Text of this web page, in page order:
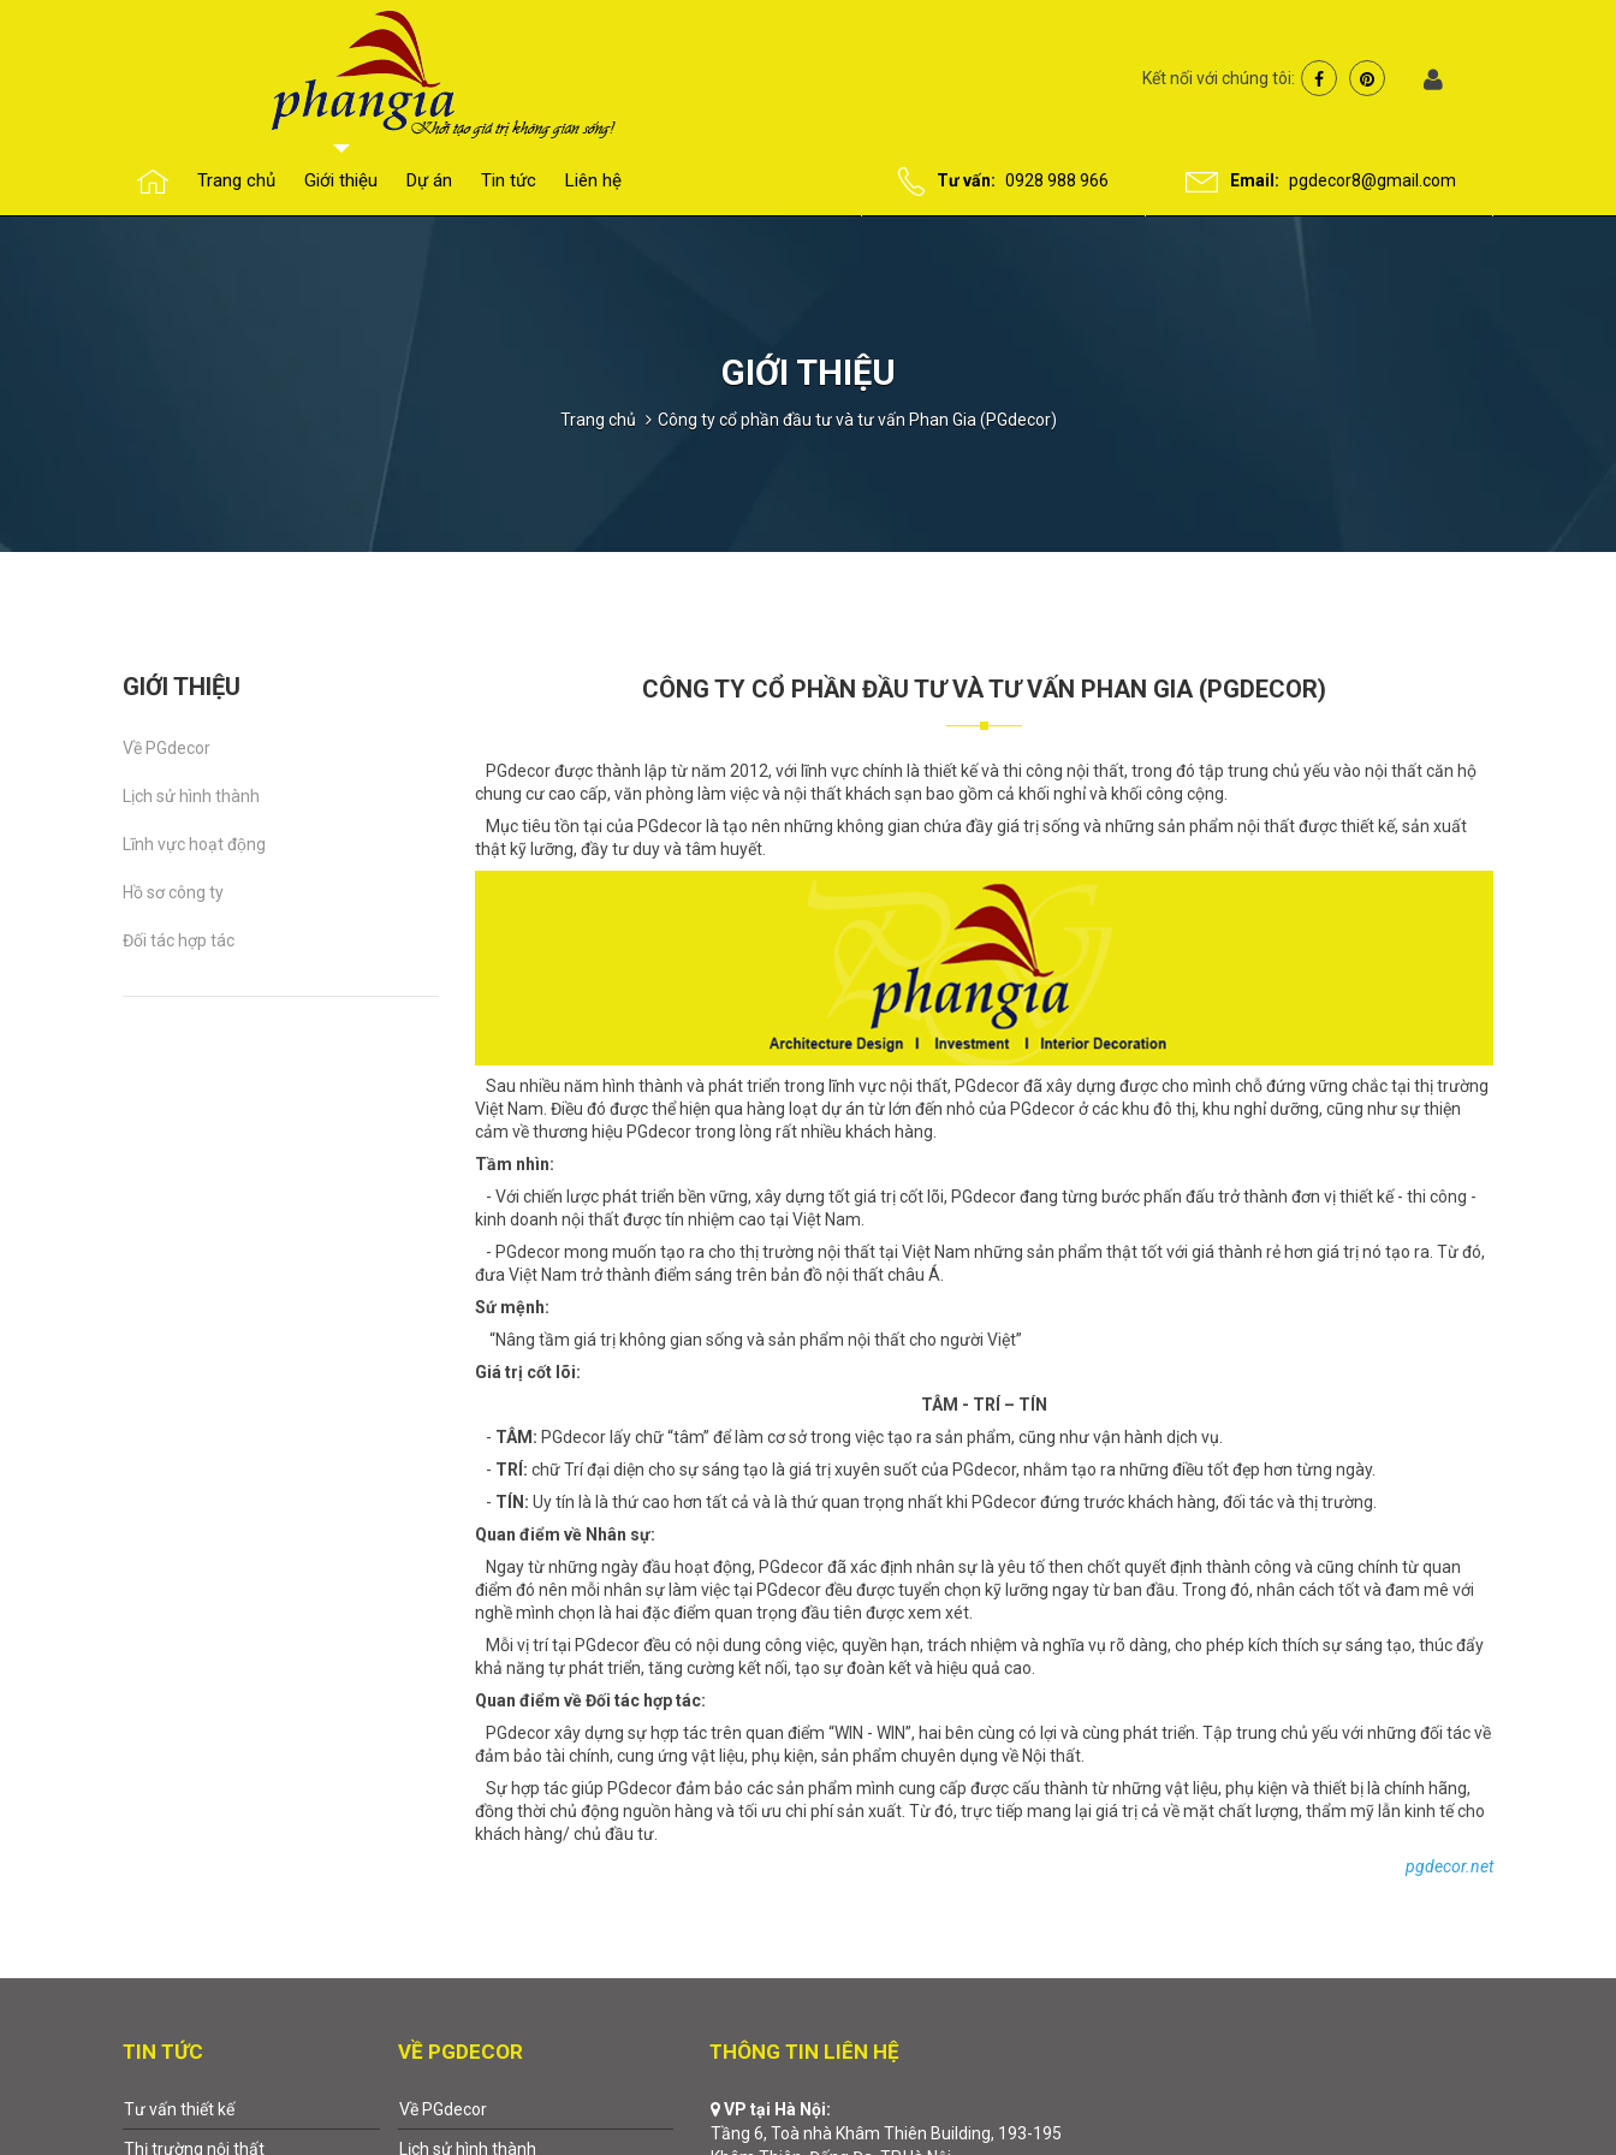
Kết nối với chúng tôi:
Trang chủ Giới thiệu Dự án Tin tức Liên hệ Tư vấn: 0928 988 966 Email: pgdecor8@gmail.com
GIỚI THIỆU
Trang chủ Công ty cổ phần đầu tư và tư vấn Phan Gia (PGdecor)
GIỚI THIỆU
Về PGdecor
Lịch sử hình thành
Lĩnh vực hoạt động
Hồ sơ công ty
Đối tác hợp tác
CÔNG TY CỔ PHẦN ĐẦU TƯ VÀ TƯ VẤN PHAN GIA (PGDECOR)
PGdecor được thành lập từ năm 2012, với lĩnh vực chính là thiết kế và thi công nội thất, trong đó tập trung chủ yếu vào nội thất căn hộ
chung cư cao cấp, văn phòng làm việc và nội thất khách sạn bao gồm cả khối nghỉ và khối công cộng.
Mục tiêu tồn tại của PGdecor là tạo nên những không gian chứa đầy giá trị sống và những sản phẩm nội thất được thiết kế, sản xuất
thật kỹ lưỡng, đầy tư duy và tâm huyết.
Sau nhiều năm hình thành và phát triển trong lĩnh vực nội thất, PGdecor đã xây dựng được cho mình chỗ đứng vững chắc tại thị trường
Việt Nam. Điều đó được thể hiện qua hàng loạt dự án từ lớn đến nhỏ của PGdecor ở các khu đô thị, khu nghỉ dưỡng, cũng như sự thiện
cảm về thương hiệu PGdecor trong lòng rất nhiều khách hàng.
Tầm nhìn:
- Với chiến lược phát triển bền vững, xây dựng tốt giá trị cốt lõi, PGdecor đang từng bước phấn đấu trở thành đơn vị thiết kế - thi công -
kinh doanh nội thất được tín nhiệm cao tại Việt Nam.
- PGdecor mong muốn tạo ra cho thị trường nội thất tại Việt Nam những sản phẩm thật tốt với giá thành rẻ hơn giá trị nó tạo ra. Từ đó,
đưa Việt Nam trở thành điểm sáng trên bản đồ nội thất châu Á.
Sứ mệnh:
“Nâng tầm giá trị không gian sống và sản phẩm nội thất cho người Việt”
Giá trị cốt lõi:
TÂM - TRÍ – TÍN
- TÂM: PGdecor lấy chữ “tâm” để làm cơ sở trong việc tạo ra sản phẩm, cũng như vận hành dịch vụ.
- TRÍ: chữ Trí đại diện cho sự sáng tạo là giá trị xuyên suốt của PGdecor, nhằm tạo ra những điều tốt đẹp hơn từng ngày.
- TÍN: Uy tín là là thứ cao hơn tất cả và là thứ quan trọng nhất khi PGdecor đứng trước khách hàng, đối tác và thị trường.
Quan điểm về Nhân sự:
Ngay từ những ngày đầu hoạt động, PGdecor đã xác định nhân sự là yêu tố then chốt quyết định thành công và cũng chính từ quan
điểm đó nên mỗi nhân sự làm việc tại PGdecor đều được tuyển chọn kỹ lưỡng ngay từ ban đầu. Trong đó, nhân cách tốt và đam mê với
nghề mình chọn là hai đặc điểm quan trọng đầu tiên được xem xét.
Mỗi vị trí tại PGdecor đều có nội dung công việc, quyền hạn, trách nhiệm và nghĩa vụ rõ dàng, cho phép kích thích sự sáng tạo, thúc đẩy
khả năng tự phát triển, tăng cường kết nối, tạo sự đoàn kết và hiệu quả cao.
Quan điểm về Đối tác hợp tác:
PGdecor xây dựng sự hợp tác trên quan điểm “WIN - WIN”, hai bên cùng có lợi và cùng phát triển. Tập trung chủ yếu với những đối tác về
đảm bảo tài chính, cung ứng vật liệu, phụ kiện, sản phẩm chuyên dụng về Nội thất.
Sự hợp tác giúp PGdecor đảm bảo các sản phẩm mình cung cấp được cấu thành từ những vật liệu, phụ kiện và thiết bị là chính hãng,
đồng thời chủ động nguồn hàng và tối ưu chi phí sản xuất. Từ đó, trực tiếp mang lại giá trị cả về mặt chất lượng, thẩm mỹ lẫn kinh tế cho
khách hàng/ chủ đầu tư.
pgdecor.net
TIN TỨC
Tư vấn thiết kế
Thị trường nội thất
VỀ PGDECOR
Về PGdecor
Lịch sử hình thành
THÔNG TIN LIÊN HỆ
VP tại Hà Nội:
Tầng 6, Toà nhà Khâm Thiên Building, 193-195